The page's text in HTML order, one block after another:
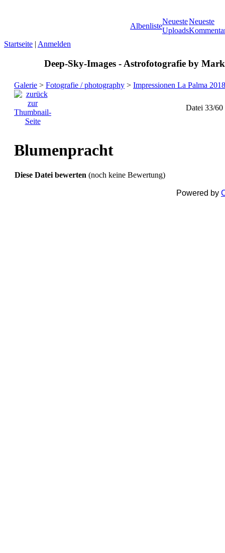
Albenliste
Neueste
Uploads
Neueste
Startseite | Anmelden
Deep-Sky-Images - Astrofotografie by
Galerie > Fotografie / photography > Impressionen La Palma 2018
Datei 33/60
Blumenpracht
Diese Datei bewerten (noch keine Bewertung)
Powered by